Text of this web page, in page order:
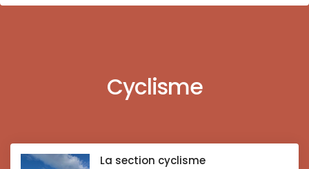
Cyclisme
La section cyclisme